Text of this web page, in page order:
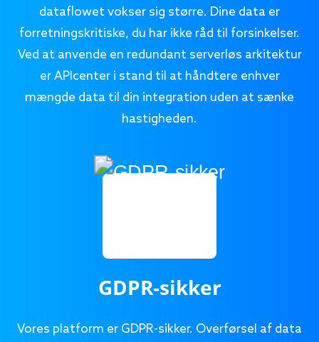
dataflowet vokser sig større. Dine data er
forretningskritiske, du har ikke råd til forsinkelser.
Ved at anvende en redundant serverløs arkitektur
er APIcenter i stand til at håndtere enhver
mængde data til din integration uden at sænke
hastigheden.
GDPR-sikker
Vores platform er GDPR-sikker. Overførsel af data